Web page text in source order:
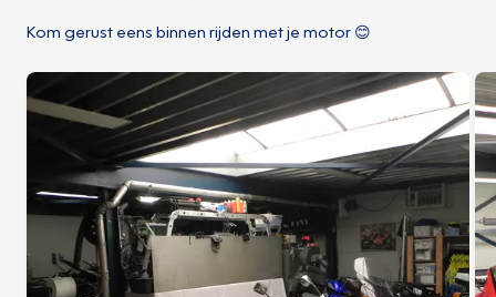
Kom gerust eens binnen rijden met je motor 😊